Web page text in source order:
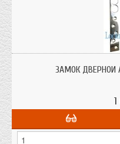
на 4 ригеля под цилиндр, броне
ЗАМОК ДВЕРНОЙ